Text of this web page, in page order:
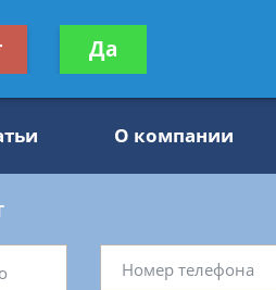
консультацию
бесплатно
О компании
Да